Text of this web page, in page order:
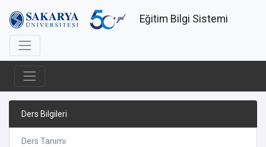
Eğitim Bilgi Sistemi
Ders Bilgileri
Ders Tanımı